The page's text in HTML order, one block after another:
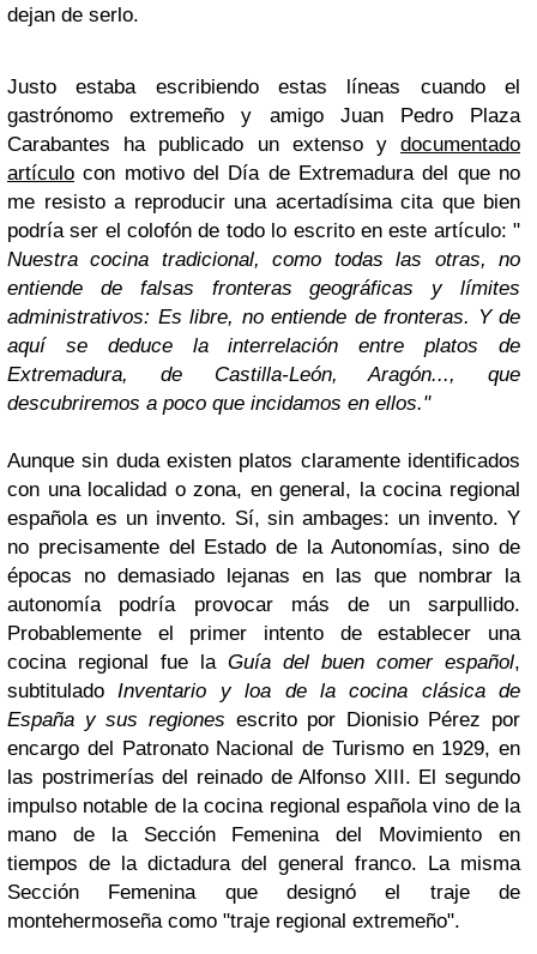
dejan de serlo.
Justo estaba escribiendo estas líneas cuando el
gastrónomo extremeño y amigo Juan Pedro Plaza
Carabantes ha publicado un extenso y documentado
artículo con motivo del Día de Extremadura del que no
me resisto a reproducir una acertadísima cita que bien
podría ser el colofón de todo lo escrito en este artículo: "
Nuestra cocina tradicional, como todas las otras, no
entiende de falsas fronteras geográficas y límites
administrativos: Es libre, no entiende de fronteras. Y de
aquí se deduce la interrelación entre platos de
Extremadura, de Castilla-León, Aragón..., que
descubriremos a poco que incidamos en ellos."
Aunque sin duda existen platos claramente identificados
con una localidad o zona, en general, la cocina regional
española es un invento. Sí, sin ambages: un invento. Y
no precisamente del Estado de la Autonomías, sino de
épocas no demasiado lejanas en las que nombrar la
autonomía podría provocar más de un sarpullido.
Probablemente el primer intento de establecer una
cocina regional fue la Guía del buen comer español,
subtituladoInventario y loa de la cocina clásica de
España y sus regiones escrito por Dionisio Pérez por
encargo del Patronato Nacional de Turismo en 1929, en
las postrimerías del reinado de Alfonso XIII. El segundo
impulso notable de la cocina regional española vino de la
mano de la Sección Femenina del Movimiento en
tiempos de la dictadura del general franco. La misma
Sección Femenina que designó el traje de
montehermoseña como "traje regional extremeño".